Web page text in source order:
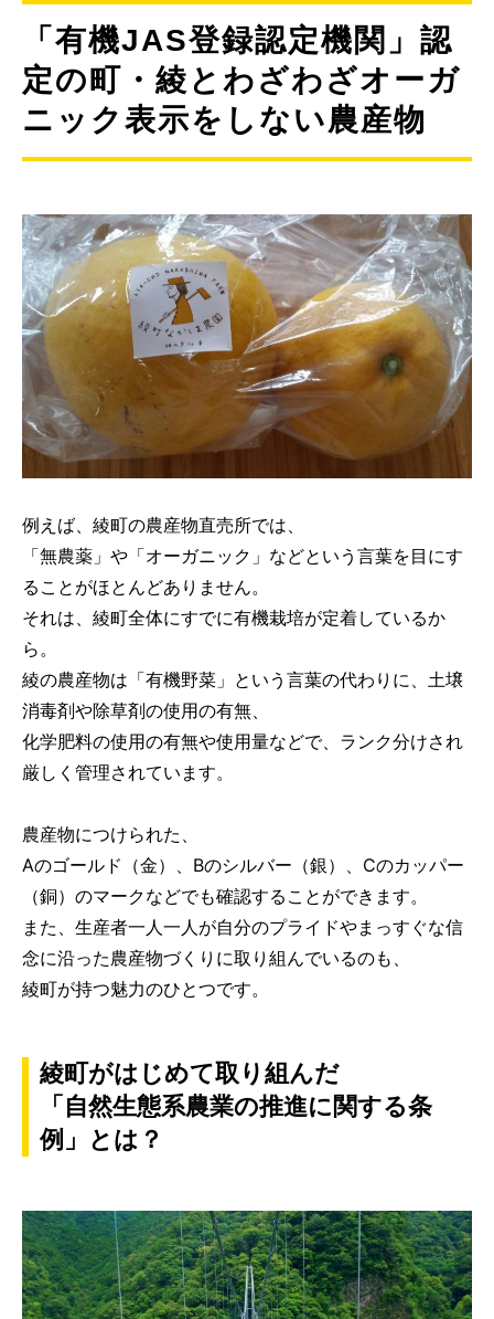
「有機JAS登録認定機関」認
定の町・綾とわざわざオーガ
ニック表示をしない農産物
例えば、綾町の農産物直売所では、
「無農薬」や「オーガニック」などという言葉を目にす
ることがほとんどありません。
それは、綾町全体にすでに有機栽培が定着しているか
ら。
綾の農産物は「有機野菜」という言葉の代わりに、土壌
消毒剤や除草剤の使用の有無、
化学肥料の使用の有無や使用量などで、ランク分けされ
厳しく管理されています。
農産物につけられた、
Aのゴールド（金）、Bのシルバー（銀）、Cのカッパー
（銅）のマークなどでも確認することができます。
また、生産者一人一人が自分のプライドやまっすぐな信
念に沿った農産物づくりに取り組んでいるのも、
綾町が持つ魅力のひとつです。
綾町がはじめて取り組んだ
「自然生態系農業の推進に関する条
例」とは？